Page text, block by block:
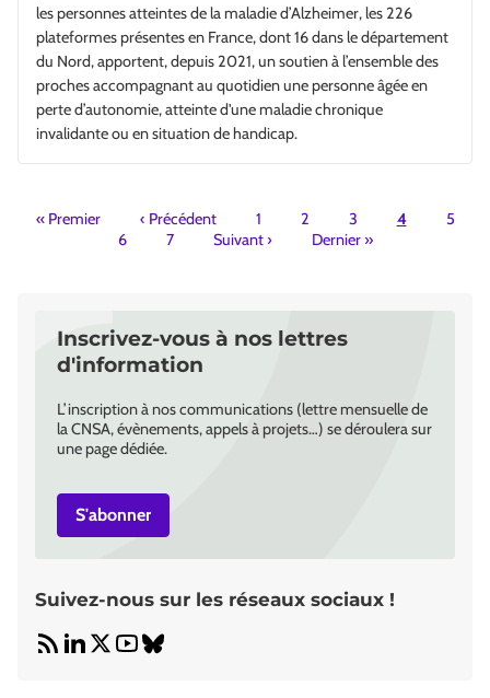
les personnes atteintes de la maladie d’Alzheimer, les 226
plateformes présentes en France, dont 16 dans le département
du Nord, apportent, depuis 2021, un soutien à l’ensemble des
proches accompagnant au quotidien une personne âgée en
perte d’autonomie, atteinte d'une maladie chronique
invalidante ou en situation de handicap.
Pagination
«Premier ‹ Précédent 1 2 3 4
5
6
7 Suivant› Dernier»
Inscrivez-vous à nos lettres
d'information
L’inscription à nos communications (lettre mensuelle de
la CNSA, évènements, appels à projets…) se déroulera sur
une page dédiée.
S'abonner
Suivez-nous sur les réseaux sociaux !